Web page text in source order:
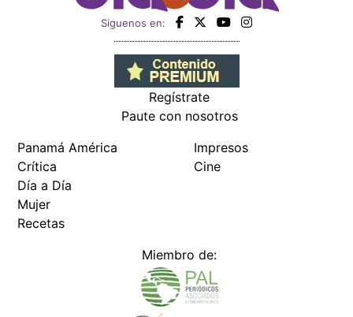
Siguenos en:
Regístrate
Paute con nosotros
Panamá América
Crítica
Día a Día
Mujer
Recetas
Impresos
Cine
Miembro de: